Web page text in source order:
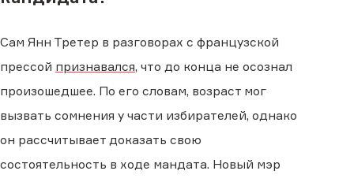
Сам Янн Третер в разговорах с французской
прессой признавался, что до конца не осознал
произошедшее. По его словам, возраст мог
вызвать сомнения у части избирателей, однако
он рассчитывает доказать свою
состоятельность в ходе мандата. Новый мэр